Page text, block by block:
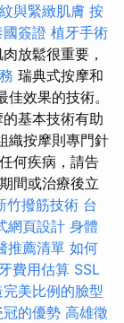
與緊緻肌膚 按
簽證 植牙手術
放鬆很重要，
瑞典式按摩和
效果的技術。
基本技術有助
織按摩則專門針
何疾病，請告
間或治療後立
竹撥筋技術 台
網頁設計 身體
推薦清單 如何
費用估算 SSL
美比例的臉型
冠的優勢 高雄徵